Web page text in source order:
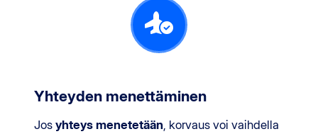
Yhteyden menettäminen
Jos yhteys menetetään , korvaus voi vaihdella